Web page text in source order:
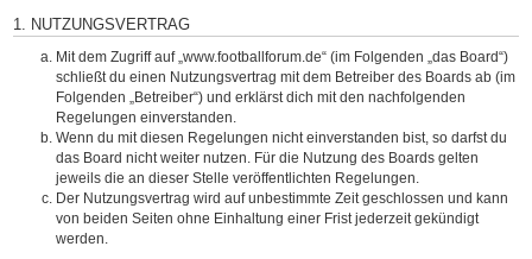
1. NUTZUNGSVERTRAG
Mit dem Zugriff auf „www.footballforum.de“ (im Folgenden „das Board“)
schließt du einen Nutzungsvertrag mit dem Betreiber des Boards ab (im
Folgenden „Betreiber“) und erklärst dich mit den nachfolgenden
Regelungen einverstanden.
Wenn du mit diesen Regelungen nicht einverstanden bist, so darfst du
das Board nicht weiter nutzen. Für die Nutzung des Boards gelten
jeweils die an dieser Stelle veröffentlichten Regelungen.
Der Nutzungsvertrag wird auf unbestimmte Zeit geschlossen und kann
von beiden Seiten ohne Einhaltung einer Frist jederzeit gekündigt
werden.